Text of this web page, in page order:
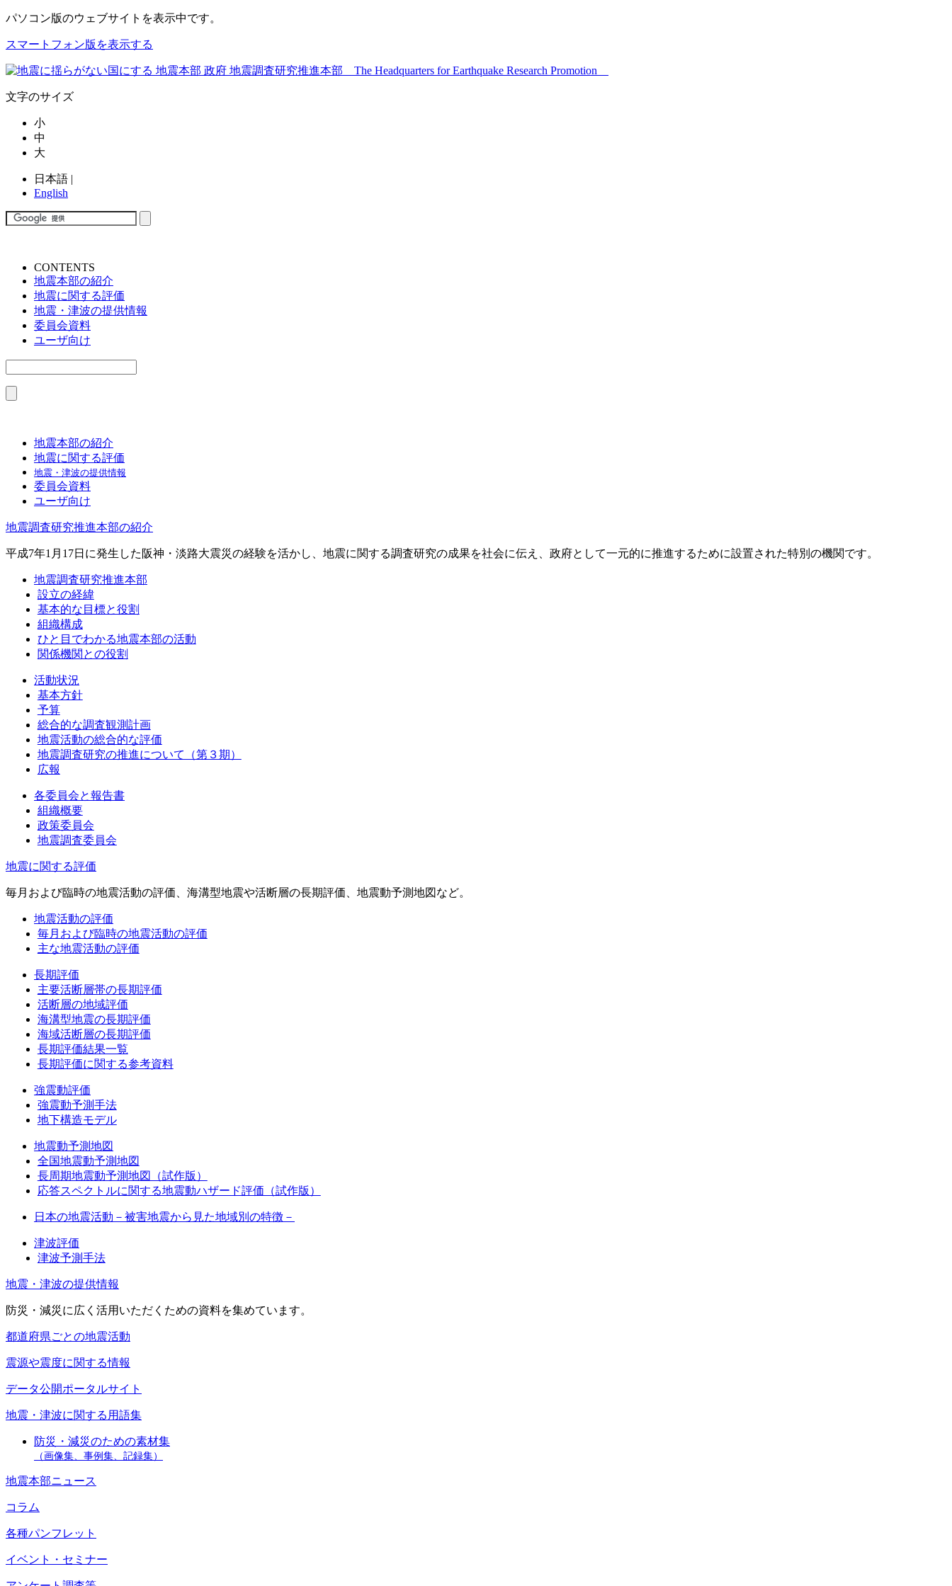
パソコン版のウェブサイトを表示中です。
スマートフォン版を表示する
文字のサイズ
小
中
大
日本語 |
English
CONTENTS
地震本部の紹介
地震に関する評価
地震・津波の提供情報
委員会資料
ユーザ向け
地震本部の紹介
地震に関する評価
地震・津波の提供情報
委員会資料
ユーザ向け
地震調査研究推進本部の紹介
平成7年1月17日に発生した阪神・淡路大震災の経験を活かし、地震に関する調査研究の成果を社会に伝え、政府として一元的に推進するために設置された特別の機関です。
地震調査研究推進本部
設立の経緯
基本的な目標と役割
組織構成
ひと目でわかる地震本部の活動
関係機関との役割
活動状況
基本方針
予算
総合的な調査観測計画
地震活動の総合的な評価
地震調査研究の推進について（第３期）
広報
各委員会と報告書
組織概要
政策委員会
地震調査委員会
地震に関する評価
毎月および臨時の地震活動の評価、海溝型地震や活断層の長期評価、地震動予測地図など。
地震活動の評価
毎月および臨時の地震活動の評価
主な地震活動の評価
長期評価
主要活断層帯の長期評価
活断層の地域評価
海溝型地震の長期評価
海域活断層の長期評価
長期評価結果一覧
長期評価に関する参考資料
強震動評価
強震動予測手法
地下構造モデル
地震動予測地図
全国地震動予測地図
長周期地震動予測地図（試作版）
応答スペクトルに関する地震動ハザード評価（試作版）
日本の地震活動－被害地震から見た地域別の特徴－
津波評価
津波予測手法
地震・津波の提供情報
防災・減災に広く活用いただくための資料を集めています。
都道府県ごとの地震活動
震源や震度に関する情報
データ公開ポータルサイト
地震・津波に関する用語集
防災・減災のための素材集
（画像集、事例集、記録集）
地震本部ニュース
コラム
各種パンフレット
イベント・セミナー